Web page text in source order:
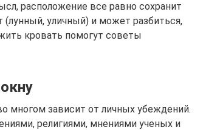
расположение все равно сохранит
(лунный, уличный) и может разбиться,
кровать помогут советы
многом зависит от личных убеждений.
религиями, мнениями ученых и